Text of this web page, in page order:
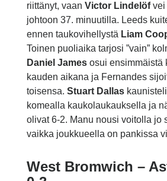
riittänyt, vaan Victor Lindelöfvei
johtoon 37. minuutilla. Leeds
ennen taukovihellystä Liam
Toinen puoliaika tarjosi ”vain”
Daniel Jamesosui ensimmäistä
kauden aikana ja Fernandes
toisensa. Stuart Dallas
komealla kaukolaukauksella ja
olivat 6-2. Manu nousi voitolla jo
vaikka joukkueella on pankissa
West Bromwich –